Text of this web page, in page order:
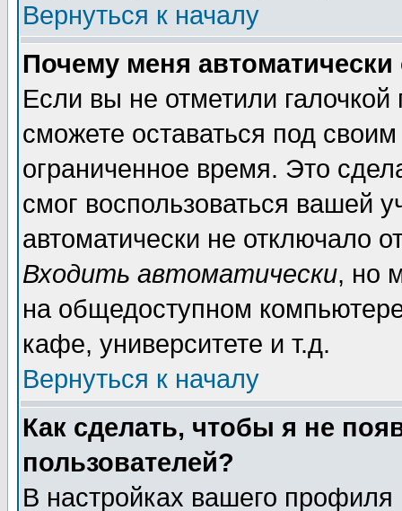
Вернуться к началу
Почему меня автоматически
Если вы не отметили галочкой
сможете оставаться под
ограниченное время. Это
смог воспользоваться вашей
автоматически не отключало
Входить автоматически, но
на общедоступном
кафе, университете и т.д.
Вернуться к началу
Как сделать, чтобы я не
пользователей?
В настройках вашего